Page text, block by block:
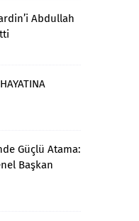
Abdullah
Güçlü Atama:
Başkan